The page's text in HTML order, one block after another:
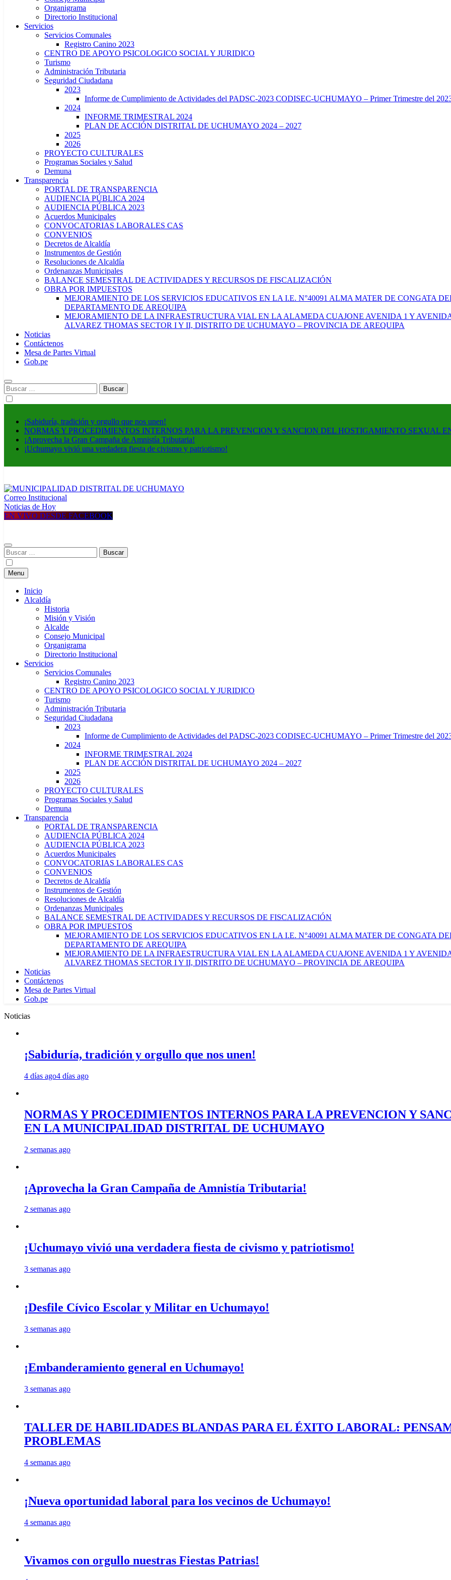
Organigrama
Directorio Institucional
Servicios
Servicios Comunales
Registro Canino 2023
CENTRO DE APOYO PSICOLOGICO SOCIAL Y JURIDICO
Turismo
Administración Tributaria
Seguridad Ciudadana
2023
Informe de Cumplimiento de Actividades del PADSC-2023 CODISEC-UCHUMAYO – Primer Trimestre del
2024
INFORME TRIMESTRAL 2024
PLAN DE ACCIÓN DISTRITAL DE UCHUMAYO 2024 – 2027
2025
2026
PROYECTO CULTURALES
Programas Sociales y Salud
Demuna
Transparencia
PORTAL DE TRANSPARENCIA
AUDIENCIA PÚBLICA 2024
AUDIENCIA PÚBLICA 2023
Acuerdos Municipales
CONVOCATORIAS LABORALES CAS
CONVENIOS
Decretos de Alcaldía
Instrumentos de Gestión
Resoluciones de Alcaldía
Ordenanzas Municipales
BALANCE SEMESTRAL DE ACTIVIDADES Y RECURSOS DE FISCALIZACIÓN
OBRA POR IMPUESTOS
MEJORAMIENTO DE LOS SERVICIOS EDUCATIVOS EN LA I.E. N°40091 ALMA MATER DE CONGATA
DEPARTAMENTO DE AREQUIPA
MEJORAMIENTO DE LA INFRAESTRUCTURA VIAL EN LA ALAMEDA CUAJONE AVENIDA 1 Y
ALVAREZ THOMAS SECTOR I Y II, DISTRITO DE UCHUMAYO – PROVINCIA DE AREQUIPA
Noticias
Contáctenos
Mesa de Partes Virtual
Gob.pe
Buscar:
¡Sabiduría, tradición y orgullo que nos unen!
NORMAS Y PROCEDIMIENTOS INTERNOS PARA LA PREVENCION Y SANCION DEL HOSTIGAMIENTO SEXUAL
¡Aprovecha la Gran Campaña de Amnistía Tributaria!
¡Uchumayo vivió una verdadera fiesta de civismo y patriotismo!
MUNICIPALIDAD DISTRITAL DE UCHUMAYO
Construyendo una nueva Historia
Correo Institucional
Noticias de Hoy
EN VIVO DESDE FACEBOOK
Buscar:
Menu
Inicio
Alcaldía
Historia
Misión y Visión
Alcalde
Consejo Municipal
Organigrama
Directorio Institucional
Servicios
Servicios Comunales
Registro Canino 2023
CENTRO DE APOYO PSICOLOGICO SOCIAL Y JURIDICO
Turismo
Administración Tributaria
Seguridad Ciudadana
2023
Informe de Cumplimiento de Actividades del PADSC-2023 CODISEC-UCHUMAYO – Primer Trimestre del
2024
INFORME TRIMESTRAL 2024
PLAN DE ACCIÓN DISTRITAL DE UCHUMAYO 2024 – 2027
2025
2026
PROYECTO CULTURALES
Programas Sociales y Salud
Demuna
Transparencia
PORTAL DE TRANSPARENCIA
AUDIENCIA PÚBLICA 2024
AUDIENCIA PÚBLICA 2023
Acuerdos Municipales
CONVOCATORIAS LABORALES CAS
CONVENIOS
Decretos de Alcaldía
Instrumentos de Gestión
Resoluciones de Alcaldía
Ordenanzas Municipales
BALANCE SEMESTRAL DE ACTIVIDADES Y RECURSOS DE FISCALIZACIÓN
OBRA POR IMPUESTOS
MEJORAMIENTO DE LOS SERVICIOS EDUCATIVOS EN LA I.E. N°40091 ALMA MATER DE CONGATA
DEPARTAMENTO DE AREQUIPA
MEJORAMIENTO DE LA INFRAESTRUCTURA VIAL EN LA ALAMEDA CUAJONE AVENIDA 1 Y
ALVAREZ THOMAS SECTOR I Y II, DISTRITO DE UCHUMAYO – PROVINCIA DE AREQUIPA
Noticias
Contáctenos
Mesa de Partes Virtual
Gob.pe
Noticias
¡Sabiduría, tradición y orgullo que nos unen!
4 días ago4 días ago
NORMAS Y PROCEDIMIENTOS INTERNOS PARA LA PREVENCION Y
EN LA MUNICIPALIDAD DISTRITAL DE UCHUMAYO
2 semanas ago
¡Aprovecha la Gran Campaña de Amnistía Tributaria!
2 semanas ago
¡Uchumayo vivió una verdadera fiesta de civismo y patriotismo!
3 semanas ago
¡Desfile Cívico Escolar y Militar en Uchumayo!
3 semanas ago
¡Embanderamiento general en Uchumayo!
3 semanas ago
TALLER DE HABILIDADES BLANDAS PARA EL ÉXITO LABORAL:
PROBLEMAS
4 semanas ago
¡Nueva oportunidad laboral para los vecinos de Uchumayo!
4 semanas ago
Vivamos con orgullo nuestras Fiestas Patrias!